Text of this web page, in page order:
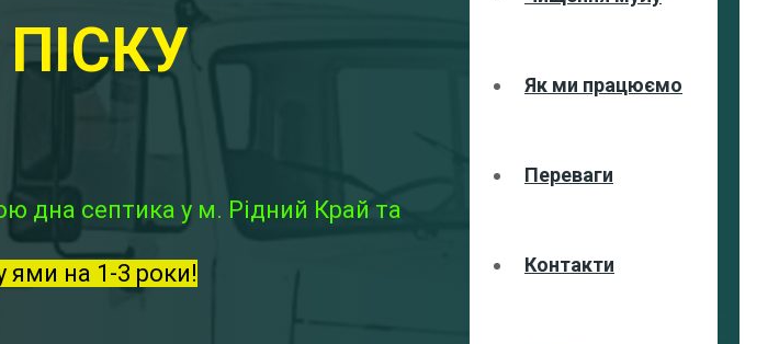
Як ми працюємо
Переваги
Контакти
дна септика у м. Рідний Край та
ями на 1-3 роки!